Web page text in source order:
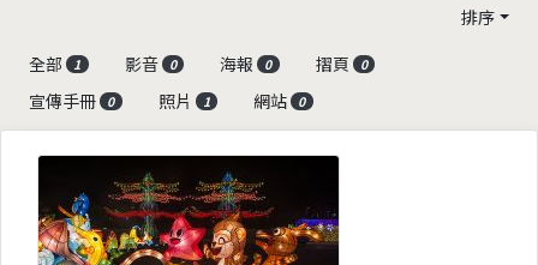
排序
全部
1 影音 0 海報 0 摺頁 0
宣傳手冊 0 照片 1 網站 0